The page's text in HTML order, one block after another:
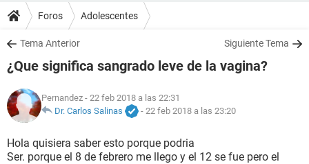
FOROS
SALUD
FAMILIA
NUTRICIÓN
BIENESTAR
Foros Adolescentes
Tema Anterior Siguiente Tema
¿Que significa sangrado leve de la vagina?
Pernandez - 22 feb 2018 a las 22:31
Dr. Carlos Salinas
- 22 feb 2018 a las 23:20
Hola quisiera saber esto porque podria
Ser. porque el 8 de febrero me llego y el 12 se fue pero el